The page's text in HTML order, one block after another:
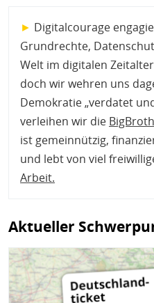
► Digitalcourage
Grundrechte,
Welt im digitalen
doch wir wehren uns
Demokratie „verdatet
verleihen wir die
ist gemeinnützig,
und lebt von viel
Arbeit.
Aktueller
Bild